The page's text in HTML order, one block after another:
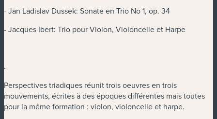
- Jan Ladislav Dussek: Sonate en Trio No 1, op. 34
- Jacques Ibert: Trio pour Violon, Violoncelle et Harpe
.
Perspectives triadiques réunit trois oeuvres en trois
mouvements, écrites à des époques différentes mais toutes
pour la même formation : violon, violoncelle et harpe.